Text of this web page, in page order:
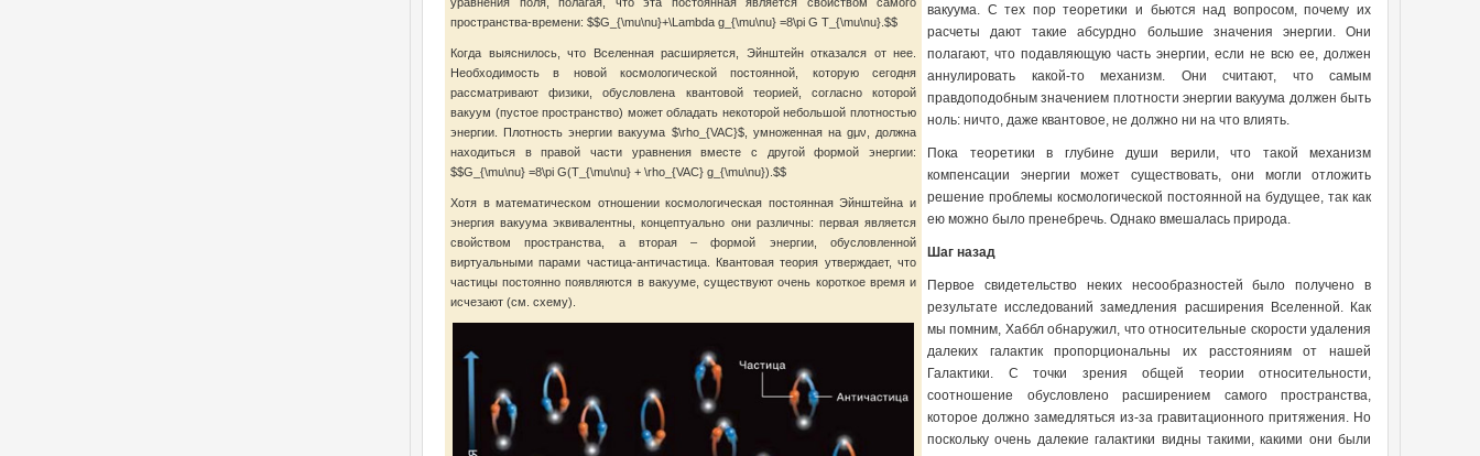
пространства-времени: $$G_{\mu\nu}+\Lambda g_{\mu\nu} =8\pi G T_{\mu\nu}.$$
Когда выяснилось, что Вселенная расширяется, Эйнштейн отказался от нее.
Необходимость в новой космологической постоянной, которую сегодня
рассматривают физики, обусловлена квантовой теорией, согласно которой
вакуум (пустое пространство) может обладать некоторой небольшой плотностью
энергии. Плотность энергии вакуума $\rho_{VAC}$, умноженная на gμν, должна
находиться в правой части уравнения вместе с другой формой энергии:
$$G_{\mu\nu} =8\pi G(T_{\mu\nu} + \rho_{VAC} g_{\mu\nu}).$$
Хотя в математическом отношении космологическая постоянная Эйнштейна и
энергия вакуума эквивалентны, концептуально они различны: первая является
свойством пространства, а вторая – формой энергии, обусловленной
виртуальными парами частица-античастица. Квантовая теория утверждает, что
частицы постоянно появляются в вакууме, существуют очень короткое время и
исчезают (см. схему).
вакуума. С тех пор теоретики и бьются над вопросом, почему их
расчеты дают такие абсурдно большие значения энергии. Они
полагают, что подавляющую часть энергии, если не всю ее, должен
аннулировать какой-то механизм. Они считают, что самым
правдоподобным значением плотности энергии вакуума должен быть
ноль: ничто, даже квантовое, не должно ни на что влиять.
Пока теоретики в глубине души верили, что такой механизм
компенсации энергии может существовать, они могли отложить
решение проблемы космологической постоянной на будущее, так как
ею можно было пренебречь. Однако вмешалась природа.
Шаг назад
Первое свидетельство неких несообразностей было получено в
результате исследований замедления расширения Вселенной. Как
мы помним, Хаббл обнаружил, что относительные скорости удаления
далеких галактик пропорциональны их расстояниям от нашей
Галактики. С точки зрения общей теории относительности,
соотношение обусловлено расширением самого пространства,
которое должно замедляться из-за гравитационного притяжения. Но
поскольку очень далекие галактики видны такими, какими они были